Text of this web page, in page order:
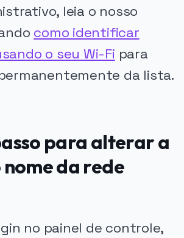
leia o nosso
como identificar
o seu Wi-Fi para
da lista.
para alterar a
nome da rede
no painel de controle,